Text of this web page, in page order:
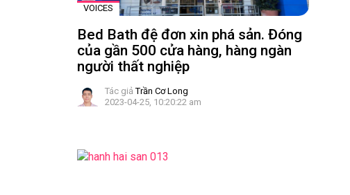
VOICES
Bed Bath đệ đơn xin phá sản. Đóng
của gần 500 cửa hàng, hàng ngàn
người thất nghiệp
Tác giả Trần Cơ Long
2023-04-25, 10:20:22 am